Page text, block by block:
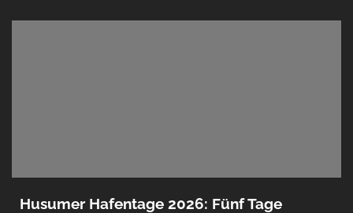
Husumer Hafentage 2026: Fünf Tage